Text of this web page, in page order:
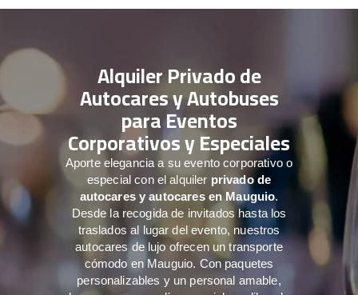
Alquiler Privado de
Autocares y Autobuses
para Eventos
Corporativos y Especiales
Aporte elegancia a su evento corporativo o
especial con el alquiler privado de
autocares y autocares en Mauguio.
Desde la recogida de invitados hasta los
traslados al lugar del evento, nuestros
autocares de lujo ofrecen un transporte
cómodo en Mauguio. Con paquetes
personalizables y un personal amable,